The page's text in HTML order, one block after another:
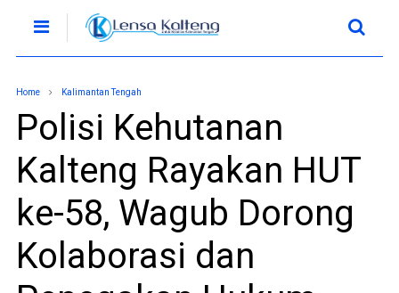
Home Kalimantan Tengah
Polisi Kehutanan
Kalteng Rayakan HUT
ke-58, Wagub Dorong
Kolaborasi dan